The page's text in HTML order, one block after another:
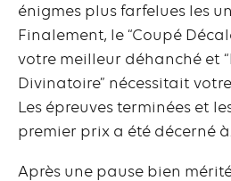
énigmes plus farfelues les
Finalement, le “Coupé
votre meilleur déhanché et
Divinatoire” nécessitait
Les épreuves terminées et
premier prix a été décerné
Après une pause bien